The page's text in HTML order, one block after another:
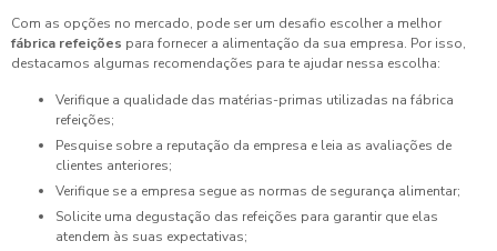
Com as opções no mercado, pode ser um desafio escolher a melhor
fábrica refeições para fornecer a alimentação da sua empresa. Por isso,
destacamos algumas recomendações para te ajudar nessa escolha:
Verifique a qualidade das matérias-primas utilizadas na fábrica
refeições;
Pesquise sobre a reputação da empresa e leia as avaliações de
clientes anteriores;
Verifique se a empresa segue as normas de segurança alimentar;
Solicite uma degustação das refeições para garantir que elas
atendem às suas expectativas;